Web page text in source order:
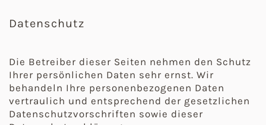
Datenschutz
Die Betreiber dieser Seiten nehmen den Schutz
Ihrer persönlichen Daten sehr ernst. Wir
behandeln Ihre personenbezogenen Daten
vertraulich und entsprechend der gesetzlichen
Datenschutzvorschriften sowie dieser